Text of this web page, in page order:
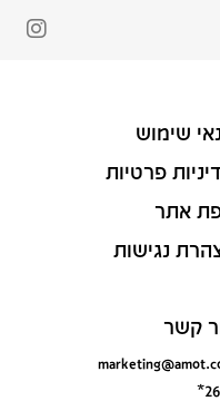
שימוש
פרטיות
אתר
נגישות
קשר